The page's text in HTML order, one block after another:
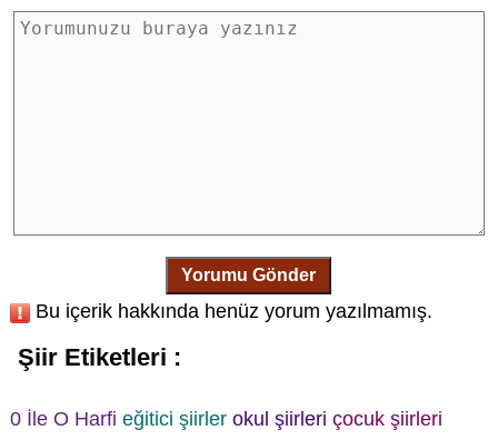
Yorumu Gönder
Bu içerik hakkında henüz yorum yazılmamış.
Şiir Etiketleri :
0 İle O Harfi eğitici şiirler okul şiirleri çocuk şiirleri